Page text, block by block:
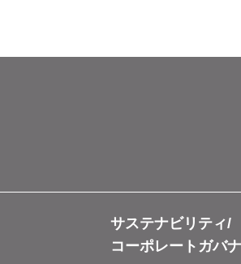
談スペースはお客様がゆったりと過ご
事業の認証
全自動車に付属するカメラやセンサー
ことができます。立ち会い見積もりも
くことができます。 画像：整備工場（イメージ） また、今
出店しており、アフターサービスの
だける立地となっております。 ▶積雪地域のニーズを反映し
を設置、天候を気にすることなくクル
ではの地域ニーズに合わせて、多数の
ス（左）：広々とした快適な空間で、
なります。 ゆっくりおくつろぎいただけるカフェコーナ
サステナビリティ/
コーポレートガバ